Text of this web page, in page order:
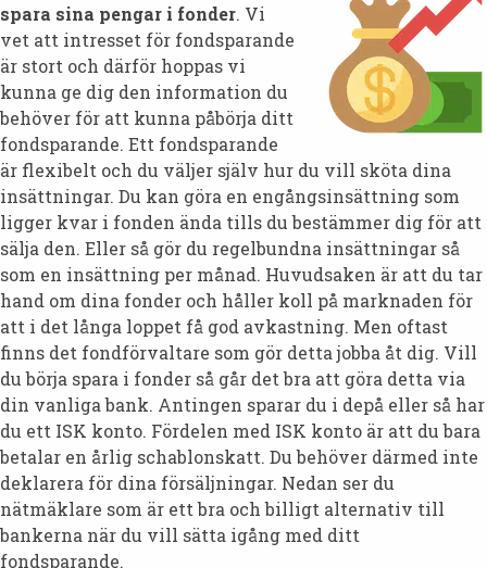
spara sina pengar i fonder. Vi
vet att intresset för fondsparande
är stort och därför hoppas vi
kunna ge dig den information du
behöver för att kunna påbörja ditt
fondsparande. Ett fondsparande
är flexibelt och du väljer själv hur du vill sköta dina
insättningar. Du kan göra en engångsinsättning som
ligger kvar i fonden ända tills du bestämmer dig för att
sälja den. Eller så gör du regelbundna insättningar så
som en insättning per månad. Huvudsaken är att du tar
hand om dina fonder och håller koll på marknaden för
att i det långa loppet få god avkastning. Men oftast
finns det fondförvaltare som gör detta jobba åt dig. Vill
du börja spara i fonder så går det bra att göra detta via
din vanliga bank. Antingen sparar du i depå eller så har
du ett ISK konto. Fördelen med ISK konto är att du bara
betalar en årlig schablonskatt. Du behöver därmed inte
deklarera för dina försäljningar. Nedan ser du
nätmäklare som är ett bra och billigt alternativ till
bankerna när du vill sätta igång med ditt
fondsparande.